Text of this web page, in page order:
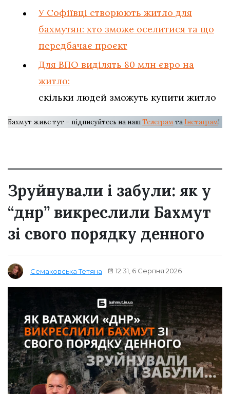
У Софіївці створюють житло для
бахмутян: хто зможе оселитися та що
передбачає проєкт
Для ВПО виділять 80 млн євро на
житло:
скільки людей зможуть купити житло
Бахмут живе тут – підписуйтесь на нашТелеграм та Інстаграм!
Зруйнували і забули: як у
“днр” викреслили Бахмут
зі свого порядку денного
Семаковська Тетяна 12:31, 6 Серпня 2026